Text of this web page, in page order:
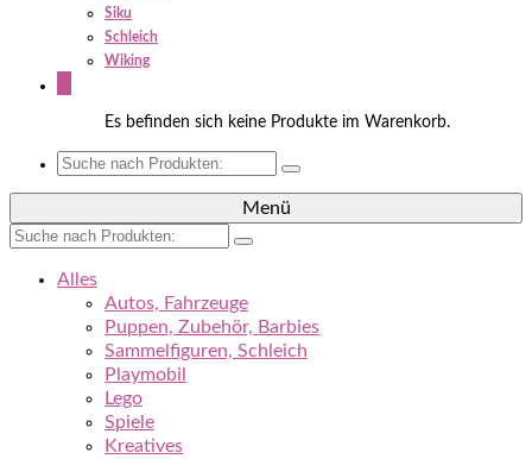
Siku
Schleich
Wiking
Es befinden sich keine Produkte im Warenkorb.
Suche
Menü
Suche
Alles
Autos, Fahrzeuge
Puppen, Zubehör, Barbies
Sammelfiguren, Schleich
Playmobil
Lego
Spiele
Kreatives